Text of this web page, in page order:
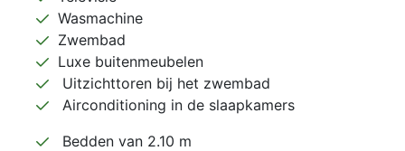
Wasmachine
Zwembad
Luxe buitenmeubelen
Uitzichttoren bij het zwembad
Airconditioning in de slaapkamers
Bedden van 2.10 m